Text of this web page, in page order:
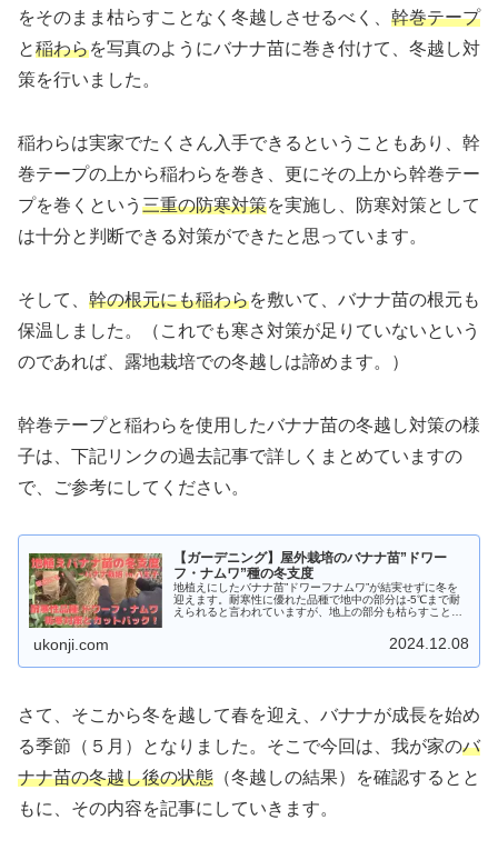
をそのまま枯らすことなく冬越しさせるべく、 幹巻テープ
と稲わらを写真のようにバナナ苗に巻き付けて、冬越し対
策を行いました。
稲わらは実家でたくさん入手できるということもあり、幹
巻テープの上から稲わらを巻き、更にその上から幹巻テー
プを巻くという 三重の防寒対策を実施し、防寒対策として
は十分と判断できる対策ができたと思っています。
そして、 幹の根元にも稲わらを敷いて、バナナ苗の根元も
保温しました。（これでも寒さ対策が足りていないという
のであれば、露地栽培での冬越しは諦めます。）
幹巻テープと稲わらを使用したバナナ苗の冬越し対策の様
子は、下記リンクの過去記事で詳しくまとめていますの
で、ご参考にしてください。
【ガーデニング】屋外栽培のバナナ苗”ドワー
フ・ナムワ”種の冬支度
地植えにしたバナナ苗”ドワーフナムワ”が結実せずに冬を
迎えます。耐寒性に優れた品種で地中の部分は-5℃まで耐
えられると言われていますが、地上の部分も枯らすことな
ukonji.com 2024.12.08
さて、そこから冬を越して春を迎え、バナナが成長を始め
る季節（５月）となりました。そこで今回は、我が家のバ
ナナ苗の冬越し後の状態 （冬越しの結果）を確認するとと
もに、その内容を記事にしていきます。